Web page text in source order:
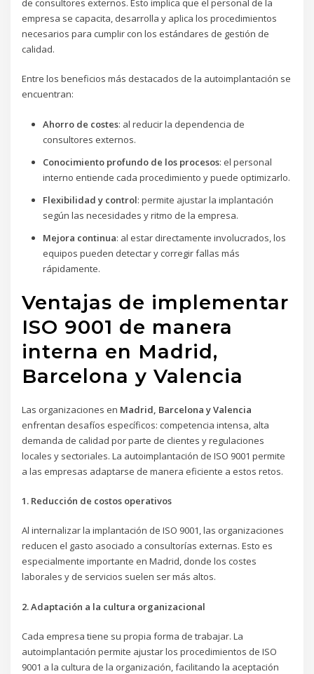
de consultores externos. Esto implica que el personal de la
empresa se capacita, desarrolla y aplica los procedimientos
necesarios para cumplir con los estándares de gestión de
calidad.
Entre los beneficios más destacados de la autoimplantación se
encuentran:
Ahorro de costes: al reducir la dependencia de
consultores externos.
Conocimiento profundo de los procesos: el personal
interno entiende cada procedimiento y puede optimizarlo.
Flexibilidad y control: permite ajustar la implantación
según las necesidades y ritmo de la empresa.
Mejora continua: al estar directamente involucrados, los
equipos pueden detectar y corregir fallas más
rápidamente.
Ventajas de implementar
ISO 9001 de manera
interna en Madrid,
Barcelona y Valencia
Las organizaciones en Madrid, Barcelona y Valencia
enfrentan desafíos específicos: competencia intensa, alta
demanda de calidad por parte de clientes y regulaciones
locales y sectoriales. La autoimplantación de ISO 9001 permite
a las empresas adaptarse de manera eficiente a estos retos.
1. Reducción de costos operativos
Al internalizar la implantación de ISO 9001, las organizaciones
reducen el gasto asociado a consultorías externas. Esto es
especialmente importante en Madrid, donde los costes
laborales y de servicios suelen ser más altos.
2. Adaptación a la cultura organizacional
Cada empresa tiene su propia forma de trabajar. La
autoimplantación permite ajustar los procedimientos de ISO
9001 a la cultura de la organización, facilitando la aceptación